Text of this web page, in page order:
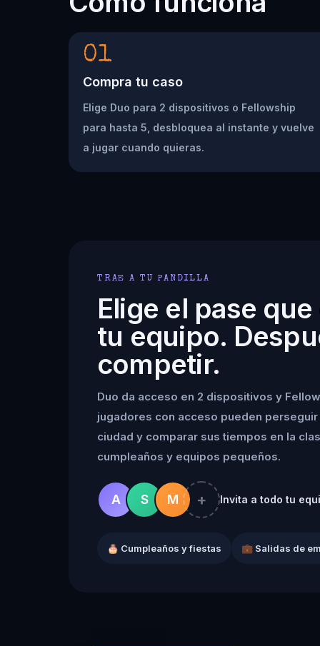
01
Compra tu caso
Elige Duo para 2 dispositivos o Fellowship
para hasta 5, desbloquea al instante y vuelve
a jugar cuando quieras.
TRAE A TU PANDILLA
Elige el pase
tu equipo.
competir.
Duo da acceso en 2 dispositivos y
jugadores con acceso pueden
ciudad y comparar sus tiempos en la
cumpleaños y equipos pequeños.
A S M + Invita a todo tu
🎂 Cumpleaños y fiestas 💼 Salidas de